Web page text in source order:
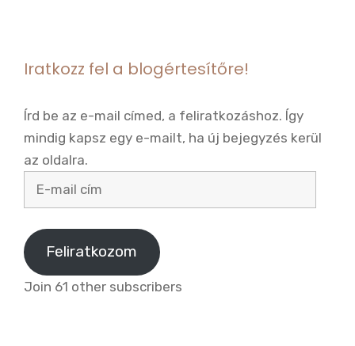
Iratkozz fel a blogértesítőre!
Írd be az e-mail címed, a feliratkozáshoz. Így
mindig kapsz egy e-mailt, ha új bejegyzés kerül
az oldalra.
mail
cím
Feliratkozom
Join 61 other subscribers